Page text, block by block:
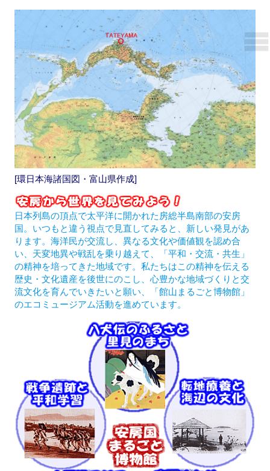
[環日本海諸国図・富山県作成]
日本列島の頂点で太平洋に開かれた房総半島南部の安房
国。いつもと違う視点で見直してみると、新しい発見があ
ります。海洋民が交流し、異なる文化や価値観を認め合
い、天変地異や戦乱を乗り越えて、「平和・交流・共生」
の精神を培ってきた地域です。私たちはこの精神を伝える
歴史・文化遺産を後世にのこし、心豊かな地域づくりと交
流文化を育んでいきたいと願い、「館山まるごと博物館」
のエコミュージアム活動を進めています。